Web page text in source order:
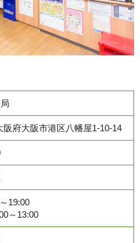
阪府大阪市港区八幡屋1-10-14
19:00
～13:00